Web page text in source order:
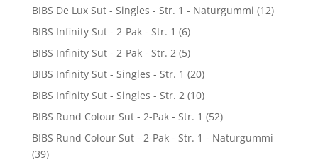
BIBS De Lux Sut - Singles - Str. 1 - Naturgummi (12)
BIBS Infinity Sut - 2-Pak - Str. 1 (6)
BIBS Infinity Sut - 2-Pak - Str. 2 (5)
BIBS Infinity Sut - Singles - Str. 1 (20)
BIBS Infinity Sut - Singles - Str. 2 (10)
BIBS Rund Colour Sut - 2-Pak - Str. 1 (52)
BIBS Rund Colour Sut - 2-Pak - Str. 1 - Naturgummi
(39)